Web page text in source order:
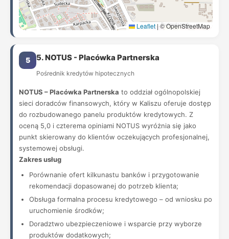
Leaflet | © OpenStreetMap
5 5. NOTUS - Placówka Partnerska
Pośrednik kredytów hipotecznych
NOTUS – Placówka Partnerska to oddział ogólnopolskiej
sieci doradców finansowych, który w Kaliszu oferuje dostęp
do rozbudowanego panelu produktów kredytowych. Z
oceną 5,0 i czterema opiniami NOTUS wyróżnia się jako
punkt skierowany do klientów oczekujących profesjonalnej,
systemowej obsługi.
Zakres usług
Porównanie ofert kilkunastu banków i przygotowanie
rekomendacji dopasowanej do potrzeb klienta;
Obsługa formalna procesu kredytowego – od wniosku po
uruchomienie środków;
Doradztwo ubezpieczeniowe i wsparcie przy wyborze
produktów dodatkowych;